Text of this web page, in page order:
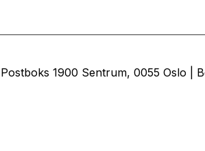
Postboks 1900 Sentrum, 0055 Oslo |